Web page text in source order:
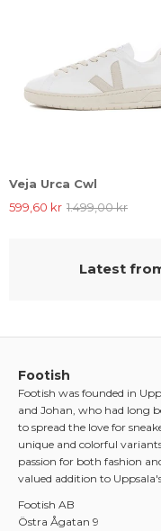
Veja Urca Cwl
599,60 kr 1.499,00 kr
Latest
Footish
Footish was founded in
and Johan, who had long
to spread the love for
unique and colorful
passion for both fashion
valued addition to
Footish AB
Östra Ågatan 9